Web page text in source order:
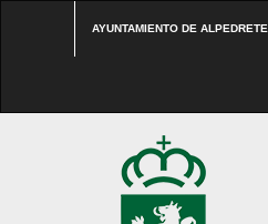
AYUNTAMIENTO DE ALPEDRETE